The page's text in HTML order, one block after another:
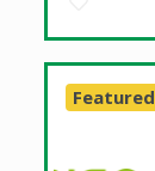
Featured